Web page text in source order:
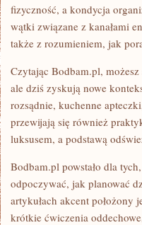
fizyczność, a kondycja
wątki związane z kanałami
także z rozumieniem, jak
Czytając Bodbam.pl,
ale dziś zyskują nowe
rozsądnie, kuchenne
przewijają się również
luksusem, a podstawą
Bodbam.pl powstało dla
odpoczywać, jak planować
artykułach akcent położony
krótkie ćwiczenia